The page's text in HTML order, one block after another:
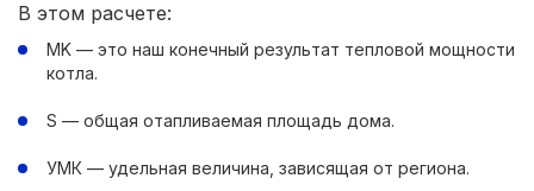
В этом расчете:
MK — это наш конечный результат тепловой мощности
котла.
S — общая отапливаемая площадь дома.
УМК — удельная величина, зависящая от региона.